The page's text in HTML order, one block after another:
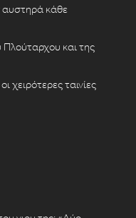
αυστηρά κάθε
και της
χειρότερες ταινίες